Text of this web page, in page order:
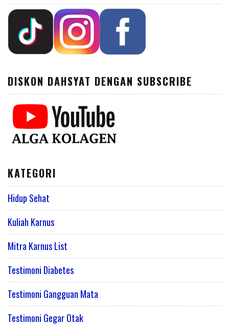
DISKON DAHSYAT DENGAN SUBSCRIBE
KATEGORI
Hidup Sehat
Kuliah Karnus
Mitra Karnus List
Testimoni Diabetes
Testimoni Gangguan Mata
Testimoni Gegar Otak